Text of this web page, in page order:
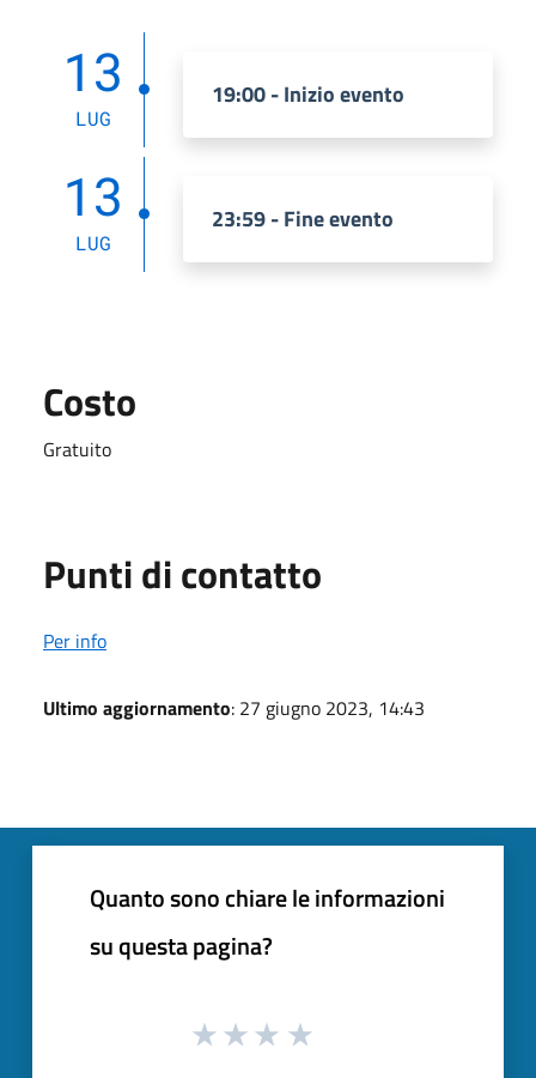
13
LUG
19:00 - Inizio evento
13
LUG
23:59 - Fine evento
Costo
Gratuito
Punti di contatto
Per info
Ultimo aggiornamento: 27 giugno 2023, 14:43
Quanto sono chiare le informazioni
su questa pagina?